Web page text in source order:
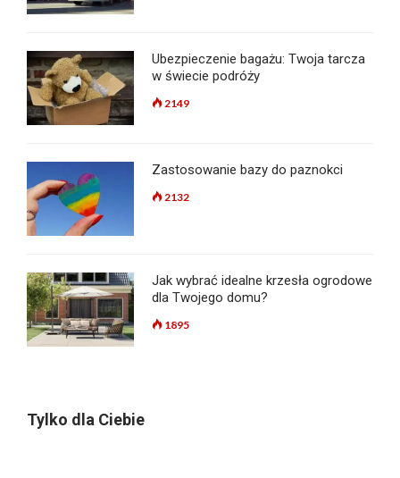
Ubezpieczenie bagażu: Twoja tarcza
w świecie podróży
2149
Zastosowanie bazy do paznokci
2132
Jak wybrać idealne krzesła ogrodowe
dla Twojego domu?
1895
Tylko dla Ciebie